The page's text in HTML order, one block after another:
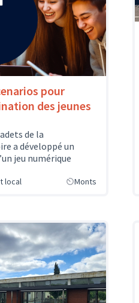
pour
des jeunes
de la
a développé un
jeu numérique
local Monts